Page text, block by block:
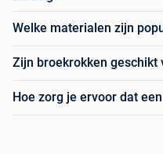
Welke materialen zijn
Zijn broekrokken geschikt
Hoe zorg je ervoor dat